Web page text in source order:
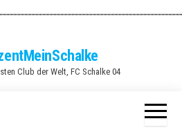
Club der Welt, FC Schalke 04